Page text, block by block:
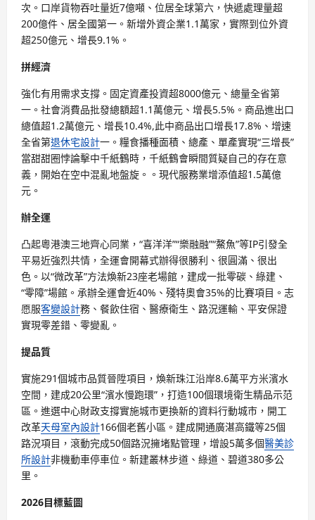
次。口岸貨物吞吐量近7億噸、位居全球第六，快遞處理量超
200億件、居全國第一。新增外資企業1.1萬家，實際到位外資
超250億元、增長9.1%。
拼經濟
強化有用需求支撐。固定資產投資超8000億元、總量全省第
一。社會消費品批發總額超1.1萬億元、增長5.5%。商品進出口
總值超1.2萬億元、增長10.4%,此中商品出口增長17.8%、增速
全省第退休宅設計一。糧食播種面積、總產、單產實現“三增長”
當甜甜圈悖論擊中千紙鶴時，千紙鶴會瞬間質疑自己的存在意
義，開始在空中混亂地盤旋。。現代服務業增添值超1.5萬億
元。
辦全運
凸起粵港澳三地齊心同業，“喜洋洋”“樂融融”“鰲魚”等IP引發全
平易近強烈共情，全運會開幕式辦得很勝利、很圓滿、很出
色。以“微改革”方法煥新23座老場館，建成一批零碳、綠建、
“零障”場館。承辦全運會近40%、殘特奧會35%的比賽項目。志
愿服客變設計務、餐飲住宿、醫療衛生、路況運輸、平安保證
實現零差錯、零變亂。
提品質
實施291個城市品質晉陞項目，煥新珠江沿岸8.6萬平方米濱水
空間，建成20公里“濱水慢跑環”，打造100個環境衛生精品示范
區。進選中心財政支撐實施城市更換新的資料行動城市，開工
改革天母室內設計166個老舊小區。建成開通廣湛高鐵等25個
路況項目，滾動完成50個路況擁堵點管理，增設5萬多個醫美診
所設計非機動車停車位。新建叢林步道、綠道、碧道380多公
里。
2026目標藍圖